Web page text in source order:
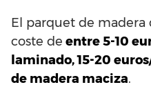
El parquet de madera
coste de entre 5-10
laminado, 15-20
de madera maciza.